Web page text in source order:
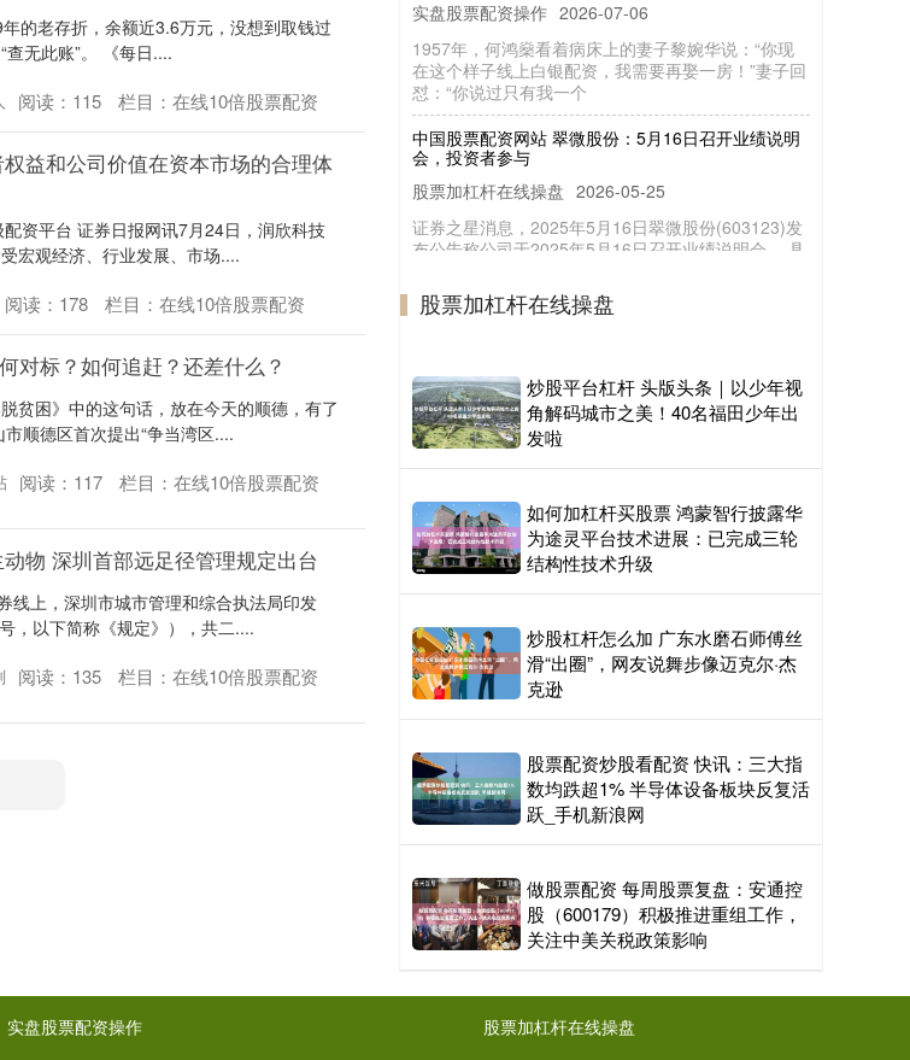
的老存折，余额近3.6万元，没想到取钱过
无此账”。 《每日....
阅读： 115 栏目： 在线10倍股票配资
益和公司价值在资本市场的合理体
资平台 证券日报网讯7月24日，润欣科技
宏观经济、行业发展、市场....
阅读： 178 栏目： 在线10倍股票配资
对标？如何追赶？还差什么？
贫困》中的这句话，放在今天的顺德，有了
顺德区首次提出“争当湾区....
阅读： 117 栏目： 在线10倍股票配资
物 深圳首部远足径管理规定出台
线上，深圳市城市管理和综合执法局印发
，以下简称《规定》），共二....
阅读： 135 栏目： 在线10倍股票配资
1957年，何鸿燊看着病床上的妻子黎婉华说：“你现
在这个样子线上白银配资，我需要再娶一房！”妻子回
怼：“你说过只有我一个
中国股票配资网站 翠微股份：5月16日召开业绩说明
会，投资者参与
股票加杠杆在线操盘
证券之星消息，2025年5月16日翠微股份(603123)发
布公告称公司于2025年5月16日召开业绩说明会。 具
体内容
个人炒股配资 聚赛龙实控人方拟套现0.7亿 已套现0.6
亿现金流负3年
聚赛龙(301131.SZ)昨日晚间披露《关于公司控股股
东、实际控制人及其一致行动人股份减持计划的预披
露公告》。 根据公
股票加杠杆在线操盘
炒股平台杠杆 头版头条｜以少年视
角解码城市之美！40名福田少年出
发啦
如何加杠杆买股票 鸿蒙智行披露华
为途灵平台技术进展：已完成三轮
结构性技术升级
炒股杠杆怎么加 广东水磨石师傅丝
滑“出圈”，网友说舞步像迈克尔·杰
克逊
股票配资炒股看配资 快讯：三大指
数均跌超1% 半导体设备板块反复活
跃_手机新浪网
做股票配资 每周股票复盘：安通控
股（600179）积极推进重组工作，
关注中美关税政策影响
实盘股票配资操作 股票加杠杆在线操盘